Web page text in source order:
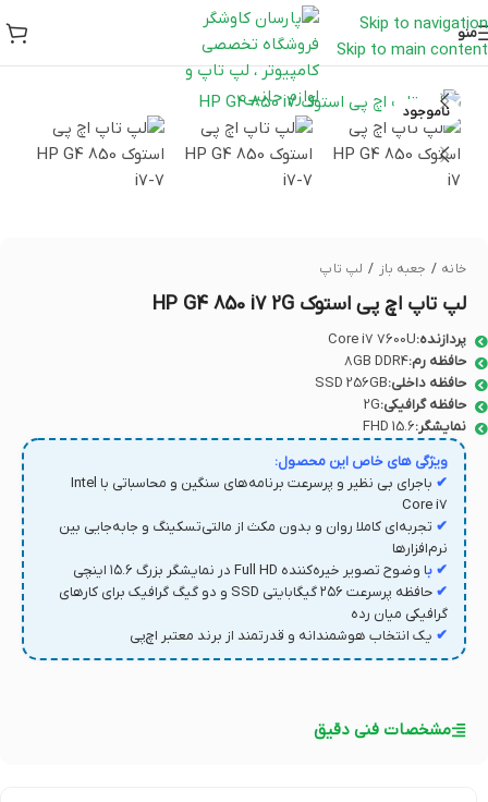
Skip to navigation
Skip to main content
منو
ناموجود
خانه / جعبه باز / لپ تاپ
لپ تاپ اچ پی استوک HP G4 850 i7 2G
پردازنده:Core i7 7600U
حافظه رم:8GB DDR4
حافظه داخلی:SSD 256GB
حافظه گرافیکی:2G
نمایشگر:FHD 15.6
ویژگی های خاص این محصول:
✔
باجرای بی نظیر و پرسرعت برنامه‌های سنگین و محاسباتی با Intel
Core i7
✔ تجربه‌ای کاملا روان و بدون مکث از مالتی‌تسکینگ و جابه‌جایی بین
نرم‌افزارها
✔ با وضوح تصویر خیره‌کننده Full HD در نمایشگر بزرگ ۱۵.۶ اینچی
✔
حافظه پرسرعت ۲۵۶ گیگابایتی SSD و دو گیگ گرافیک برای کارهای
گرافیکی میان رده
✔ یک انتخاب هوشمندانه و قدرتمند از برند معتبر اچ‌پی
مشخصات فنی دقیق